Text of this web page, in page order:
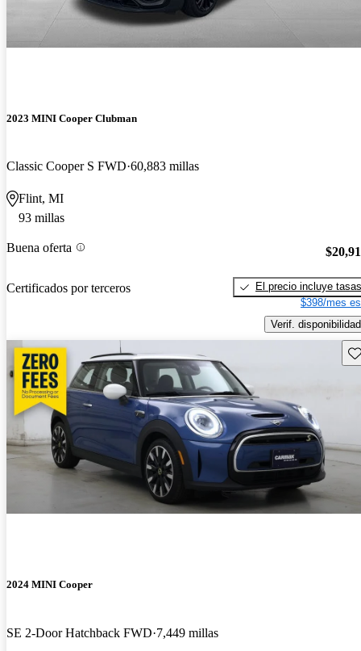
2023 MINI Cooper Clubman
Classic Cooper S FWD 60,883 millas
Flint, MI
93 millas
Buena oferta
Certificados por terceros
El precio incluye tasas
$398/mes
Verif. disponibilidad
2024 MINI Cooper
SE 2-Door Hatchback FWD 7,449 millas